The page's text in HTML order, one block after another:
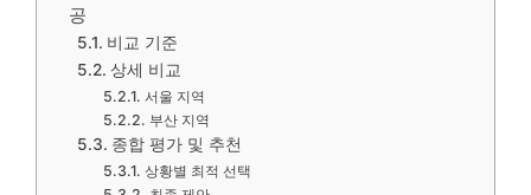
공
비교 기준
상세 비교
서울 지역
부산 지역
종합 평가 및 추천
상황별 최적 선택